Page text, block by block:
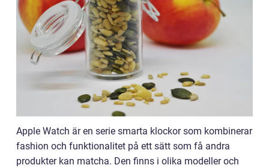
Apple Watch är en serie smarta klockor som kombinerar
fashion och funktionalitet på ett sätt som få andra
produkter kan matcha. Den finns i olika modeller och